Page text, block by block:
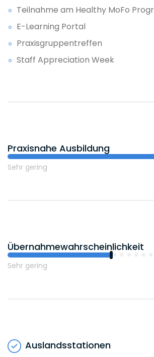
Teilnahme am Healthy MoFo
E-Learning Portal
Praxisgruppentreffen
Staff Appreciation Week
Praxisnahe Ausbildung
Sehr gering
Übernahmewahrscheinlichkeit
Sehr gering
Auslandsstationen